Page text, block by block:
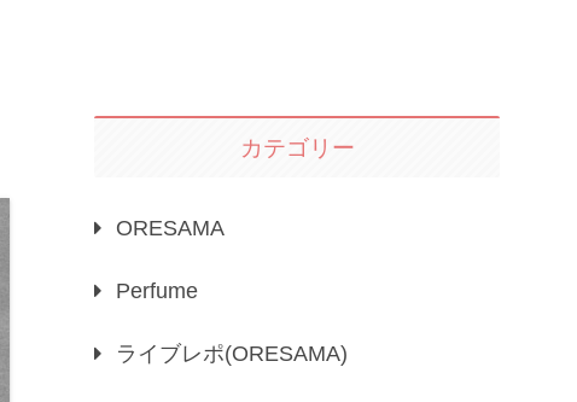
カテゴリー
ORESAMA
Perfume
ライブレポ(ORESAMA)